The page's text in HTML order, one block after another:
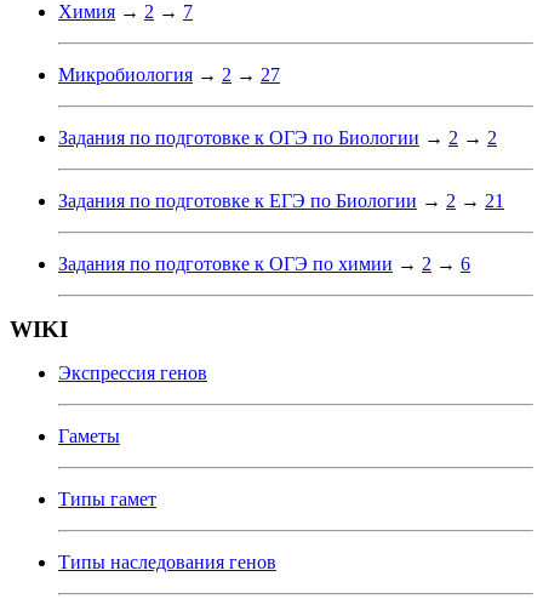
Химия → 2 → 7
Микробиология → 2 → 27
Задания по подготовке к ОГЭ по Биологии → 2 → 2
Задания по подготовке к ЕГЭ по Биологии → 2 → 21
Задания по подготовке к ОГЭ по химии → 2 → 6
WIKI
Экспрессия генов
Гаметы
Типы гамет
Типы наследования генов